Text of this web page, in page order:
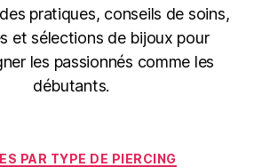
pratiques, conseils de soins,
et sélections de bijoux pour
les passionnés comme les
débutants.
Catégories
PAR TYPE DE PIERCING